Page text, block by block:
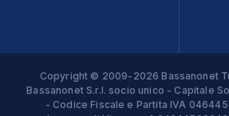
Copyright © 2009-2026 Bassanonet
Bassanonet S.r.l. socio unico - Capitale
- Codice Fiscale e Partita IVA